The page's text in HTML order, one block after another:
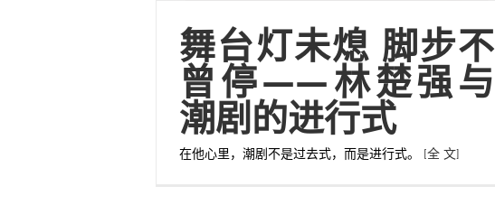
舞台灯未熄 脚步不
曾停——林楚强与
潮剧的进行式
在他心里，潮剧不是过去式，而是进行式。 [全 文]